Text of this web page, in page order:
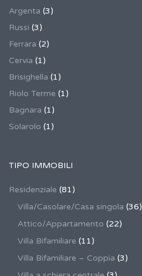
Argenta (3)
Russi (3)
Ferrara (2)
Cervia (1)
Brisighella (1)
Riolo Terme (1)
Bagnara (1)
Solarolo (1)
TIPO IMMOBILI
Residenziale (81)
Villa/Casolare/Casa singola (36)
Attico/Appartamento (22)
Villa Bifamiliare (11)
Villa Bifamiliare – Coppia (3)